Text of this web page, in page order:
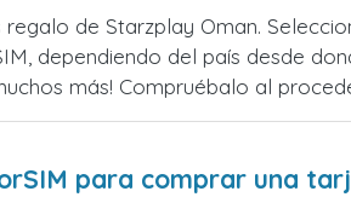
de Starzplay Oman.
dependiendo del país desde
más! Compruébalo al
para comprar una